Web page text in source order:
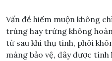
Vấn đề hiếm muộn không
trùng hay trứng không
từ sau khi thụ tinh, phôi
màng bảo vệ, đây được